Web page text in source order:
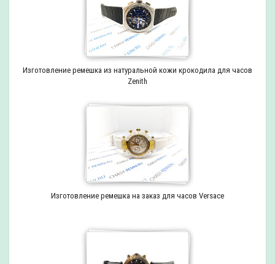
Изготовление ремешка из натуральной кожи крокодила для часов
Zenith
Изготовление ремешка на заказ для часов Versace